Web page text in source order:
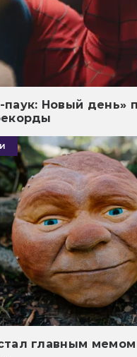
паук: Новый день»
главным мемом